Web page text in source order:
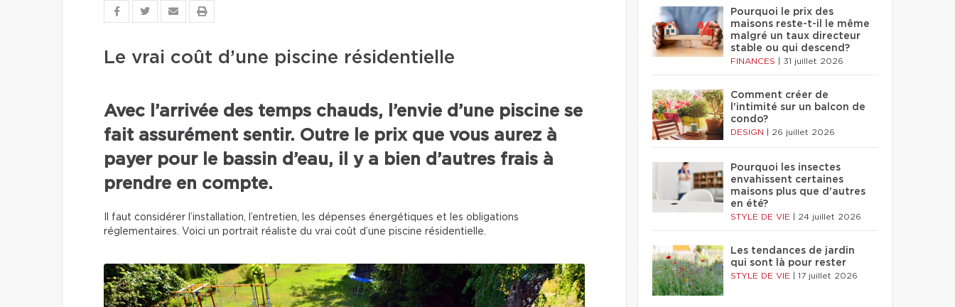
Le vrai coût d’une piscine résidentielle
Avec l’arrivée des temps chauds, l’envie d’une piscine se
fait assurément sentir. Outre le prix que vous aurez à
payer pour le bassin d’eau, il y a bien d’autres frais à
prendre en compte.
Il faut considérer l’installation, l’entretien, les dépenses énergétiques et les obligations
réglementaires. Voici un portrait réaliste du vrai coût d’une piscine résidentielle.
Pourquoi le prix des
maisons reste-t-il le même
malgré un taux directeur
stable ou qui descend?
FINANCES 31 juillet 2026
Comment créer de
l'intimité sur un balcon de
condo?
DESIGN 26 juillet 2026
Pourquoi les insectes
envahissent certaines
maisons plus que d'autres
en été?
STYLE DE VIE 24 juillet 2026
Les tendances de jardin
qui sont là pour rester
STYLE DE VIE 17 juillet 2026